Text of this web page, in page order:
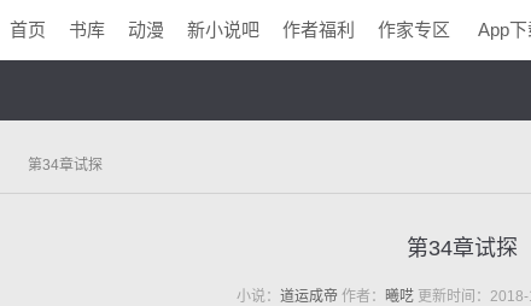
首页 书库 动漫 新小说吧 作者福利 作家专区 App下
第34章试探
第34章试探
小说： 道运成帝 作者： 曦呓更新时间：